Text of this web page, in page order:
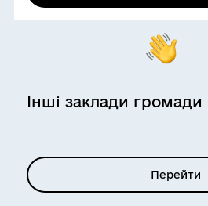
Інші заклади громади
Перейти